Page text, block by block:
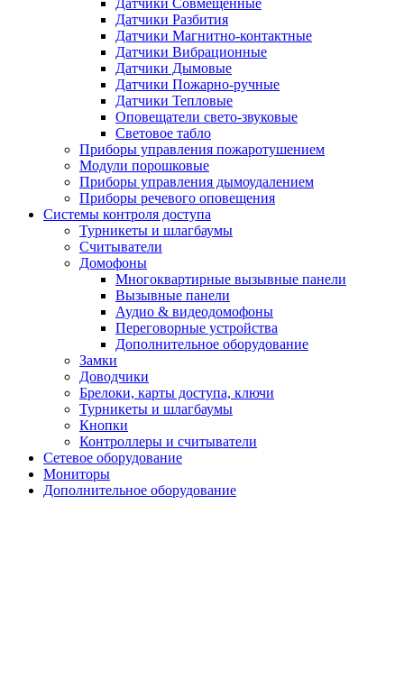
Датчики Разбития
Датчики Магнитно-контактные
Датчики Вибрационные
Датчики Дымовые
Датчики Пожарно-ручные
Датчики Тепловые
Оповещатели свето-звуковые
Световое табло
Приборы управления пожаротушением
Модули порошковые
Приборы управления дымоудалением
Приборы речевого оповещения
Системы контроля доступа
Турникеты и шлагбаумы
Cчитыватели
Домофоны
Многоквартирные вызывные панели
Вызывные панели
Аудио & видеодомофоны
Переговорные устройства
Дополнительное оборудование
Замки
Доводчики
Брелоки, карты доступа, ключи
Турникеты и шлагбаумы
Кнопки
Контроллеры и считыватели
Сетевое оборудование
Мониторы
Дополнительное оборудование